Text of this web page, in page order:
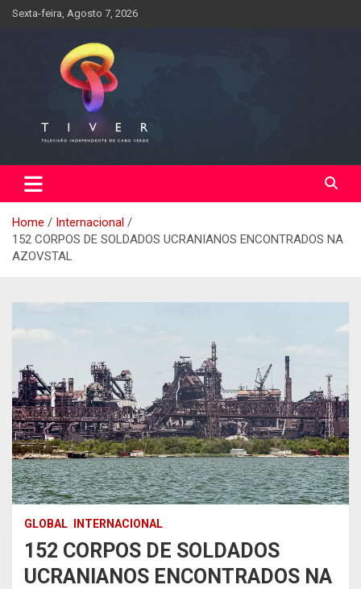
SkipSexta-feira, Agosto 7, 2026
Home
Internacional
152 CORPOS DE SOLDADOS UCRANIANOS ENCONTRADOS NA
AZOVSTAL
GLOBAL INTERNACIONAL
152 CORPOS DE SOLDADOS
UCRANIANOS ENCONTRADOS NA